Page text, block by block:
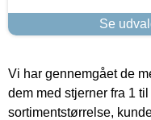
Se
Vi har gennemgået de
dem med stjerner fra 1
sortimentstørrelse,